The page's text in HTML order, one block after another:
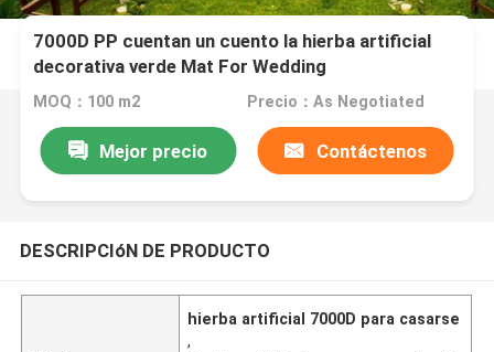
7000D PP cuentan un cuento la hierba artificial
decorativa verde Mat For Wedding
MOQ：100 m2 Precio：As Negotiated
Mejor precio Contáctenos
DESCRIPCIóN DE PRODUCTO
hierba artificial 7000D para casarse
,